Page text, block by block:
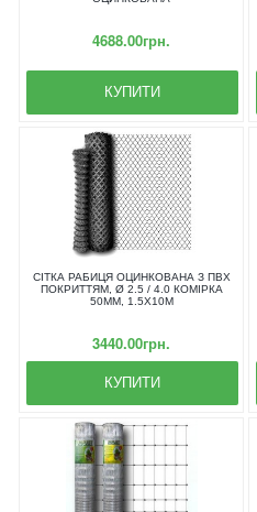
4688.00грн.
КУПИТИ
СІТКА РАБИЦЯ ОЦИНКОВАНА З ПВХ
ПОКРИТТЯМ, Ø 2.5 / 4.0 КОМІРКА
50ММ, 1.5Х10М
3440.00грн.
КУПИТИ